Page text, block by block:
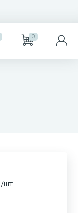
0
/шт.